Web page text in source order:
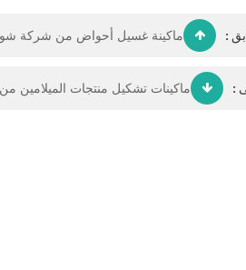
: ماكينة غسيل أحواض من شركة شونهاو، سعة 800
: ماكينات تشكيل منتجات الميلامين من شركة شونهاو